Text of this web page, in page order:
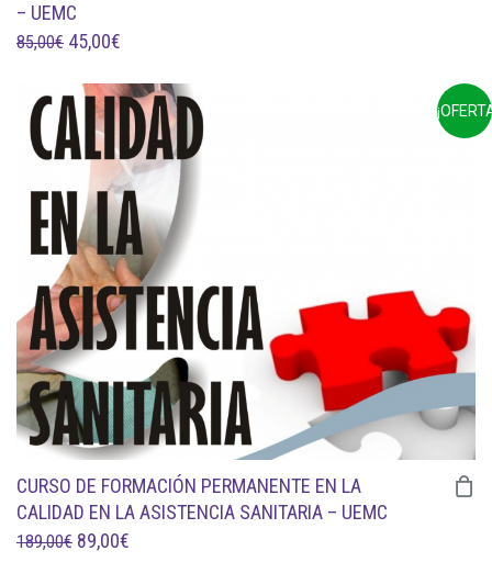
– UEMC
85,00€ EL
ORIGINAL
ERA:
85,00€.
45,00€
ACTUAL
ES:
45,00€.
CURSO DE FORMACIÓN PERMANENTE EN LA
CALIDAD EN LA ASISTENCIA SANITARIA – UEMC
189,00€ EL
89,00€